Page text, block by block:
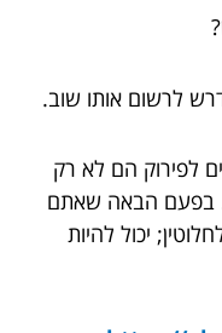
לרשום אותו שוב.
לפירוק הם לא רק
בפעם הבאה שאתם
יכול להיות